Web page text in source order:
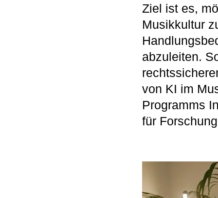
Ziel ist es,
Musikkultur
abzuleiten.
von KI im
Programms
für